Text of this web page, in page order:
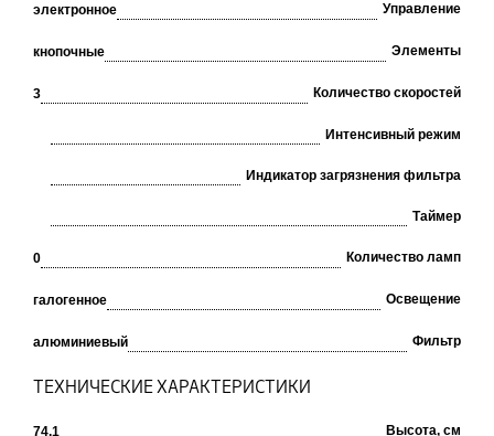
электронное Управление
кнопочные Элементы
3 Количество скоростей
Интенсивный режим
Индикатор загрязнения фильтра
Таймер
0 Количество ламп
галогенное Освещение
алюминиевый Фильтр
ТЕХНИЧЕСКИЕ ХАРАКТЕРИСТИКИ
74.1 Высота, см